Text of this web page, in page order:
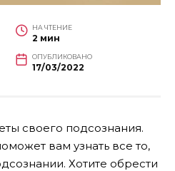
НА ЧТЕНИЕ
2 мин
ОПУБЛИКОВАНО
17/03/2022
своего подсознания.
вам узнать все то,
Хотите обрести